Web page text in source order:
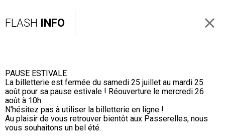
FLASH INFO
PAUSE ESTIVALE
La billetterie est fermée du samedi 25 juillet au mardi 25
août pour sa pause estivale ! Réouverture le mercredi 26
août à 10h.
N'hésitez pas à utiliser la billetterie en ligne !
Au plaisir de vous retrouver bientôt aux Passerelles, nous
vous souhaitons un bel été.